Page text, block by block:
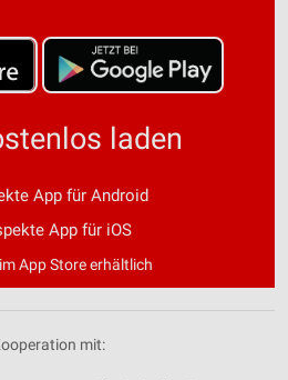
laden
App für Android
App für iOS
App Store erhältlich
mit: